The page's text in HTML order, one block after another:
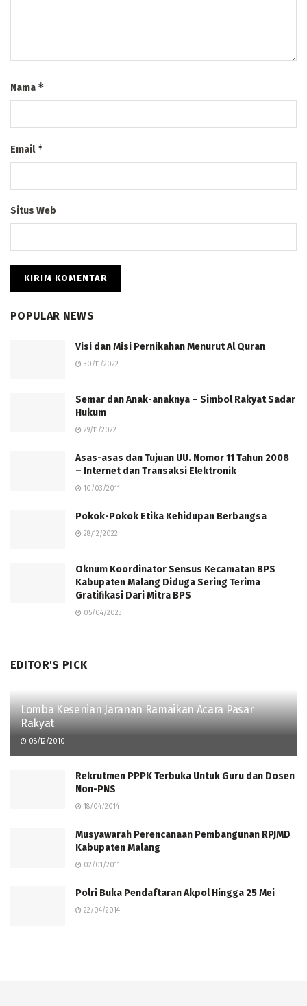
Nama *
Email*
Situs Web
POPULAR NEWS
Visi dan Misi Pernikahan Menurut Al Quran
30/11/2022
Semar dan Anak-anaknya – Simbol Rakyat Sadar
Hukum
29/11/2022
Asas-asas dan Tujuan UU. Nomor 11 Tahun 2008
– Internet dan Transaksi Elektronik
10/03/2011
Pokok-Pokok Etika Kehidupan Berbangsa
28/12/2022
Oknum Koordinator Sensus Kecamatan BPS
Kabupaten Malang Diduga Sering Terima
Gratifikasi Dari Mitra BPS
05/04/2023
EDITOR'S PICK
Lomba Kesenian Jaranan Ramaikan Acara Pasar
Rakyat
08/12/2010
Rekrutmen PPPK Terbuka Untuk Guru dan Dosen
Non-PNS
18/04/2014
Musyawarah Perencanaan Pembangunan RPJMD
Kabupaten Malang
02/01/2011
Polri Buka Pendaftaran Akpol Hingga 25 Mei
22/04/2014